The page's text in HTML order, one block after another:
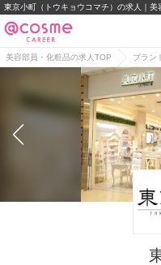
東京小町（トウキョウコマチ）の求人｜
美容部員・化粧品の求人TOP ブラン